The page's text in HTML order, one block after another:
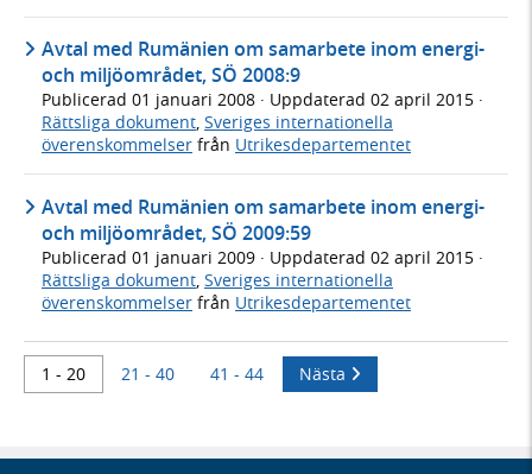
Avtal med Rumänien om samarbete inom energi-
och miljöområdet, SÖ 2008:9
Publicerad 01 januari 2008 · Uppdaterad 02 april 2015 ·
Rättsliga dokument, Sveriges internationella
överenskommelser från Utrikesdepartementet
Avtal med Rumänien om samarbete inom energi-
och miljöområdet, SÖ 2009:59
Publicerad 01 januari 2009 · Uppdaterad 02 april 2015 ·
Rättsliga dokument Sveriges internationella
överenskommelser från Utrikesdepartementet
1 - 20 21 - 40 41 - 44 Nästa